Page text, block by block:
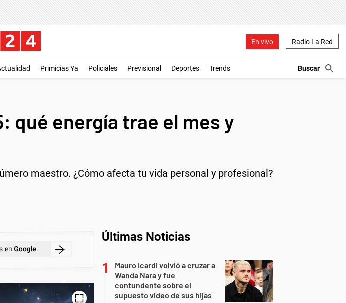
En vivo Radio La Red
Primicias Ya Policiales Previsional Deportes Trends
qué energía trae el mes y
maestro. ¿Cómo afecta tu vida personal y profesional?
Últimas Noticias
Mauro Icardi volvió a cruzar a
Wanda Nara y fue
contundente sobre el
supuesto video de sus hijas